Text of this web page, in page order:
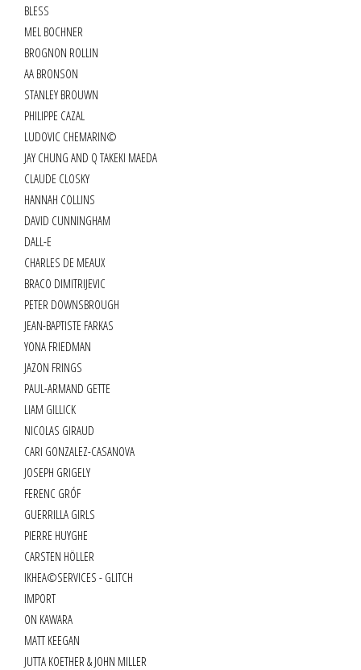
BLESS
MEL BOCHNER
BROGNON ROLLIN
AA BRONSON
STANLEY BROUWN
PHILIPPE CAZAL
LUDOVIC CHEMARIN©
JAY CHUNG AND Q TAKEKI MAEDA
CLAUDE CLOSKY
HANNAH COLLINS
DAVID CUNNINGHAM
DALL-E
CHARLES DE MEAUX
BRACO DIMITRIJEVIC
PETER DOWNSBROUGH
JEAN-BAPTISTE FARKAS
YONA FRIEDMAN
JAZON FRINGS
PAUL-ARMAND GETTE
LIAM GILLICK
NICOLAS GIRAUD
CARI GONZALEZ-CASANOVA
JOSEPH GRIGELY
FERENC GRÓF
GUERRILLA GIRLS
PIERRE HUYGHE
CARSTEN HÖLLER
IKHEA©SERVICES - GLITCH
IMPORT
ON KAWARA
MATT KEEGAN
JUTTA KOETHER & JOHN MILLER